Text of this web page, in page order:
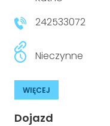
Prawo
Aktualności
242533072
Nieczynne
WIĘCEJ
Dojazd